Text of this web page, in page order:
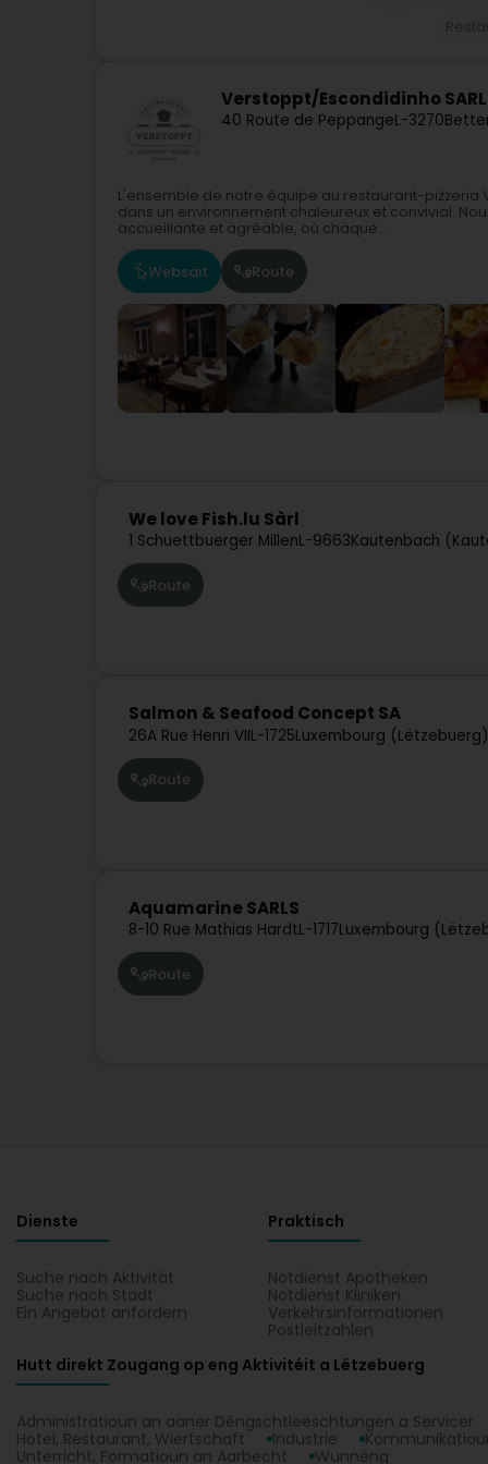
Verstoppt/Escondidinho SARL
40 Route de PeppangeL-3270
L'ensemble de notre équipe au restaurant-pizzeria
dans un environnement chaleureux et convivial.
accueillante et agréable, où chaque...
Websäit Route
We love Fish.lu Sàrl
1 Schuettbuerger MillenL-9663Kautenbach
Route
Salmon & Seafood Concept SA
26A Rue Henri VIIL-1725Luxembourg (Lëtzebuerg)
Route
Aquamarine SARLS
8-10 Rue Mathias HardtL-1717Luxembourg
Route
Dienste
Suche nach Aktivität
Suche nach Stadt
Ein Angebot anfordern
Praktisch
Notdienst Apotheken
Notdienst Kliniken
Verkehrsinformationen
Postleitzahlen
Hutt direkt Zougang op eng Aktivitéit a Lëtzebuerg
Administratioun an aaner Déngschtleeschtungen a Servicer
Hotel, Restaurant, Wiertschaft
Industrie
Unterricht, Formatioun an Aarbecht
Wunnéng